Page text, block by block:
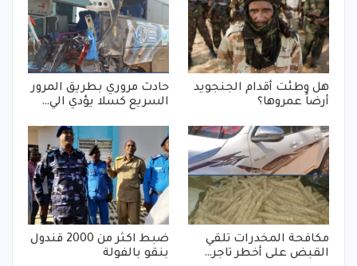
هل وطئت أقدام الجنجويد
أرضاً عمروها؟
حادث مروري بطريق المرور
السريع كسلا يؤدي الي…
مكافحة المخدرات تلقي
القبض على أخطر تاجر…
ضبط اكثر من 2000 قندول
بنقو بالفولة